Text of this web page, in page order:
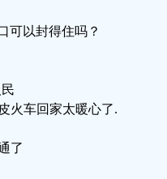
可以封得住吗？
火车回家太暖心了.
了